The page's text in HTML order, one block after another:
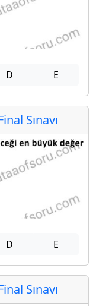
D E
Sınavı
D E
Sınavı